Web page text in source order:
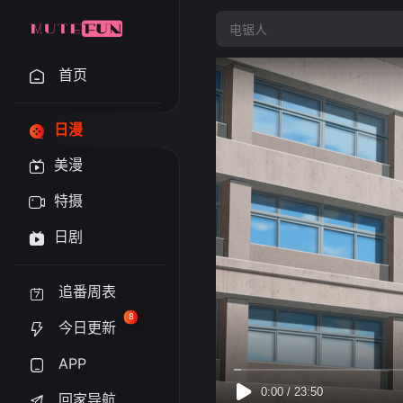
首页
日漫
美漫
特摄
日剧
追番周表
今日更新
8
APP
回家导航